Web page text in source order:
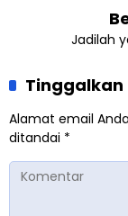
Jadilah
Tinggalkan
Alamat email
ditandai *